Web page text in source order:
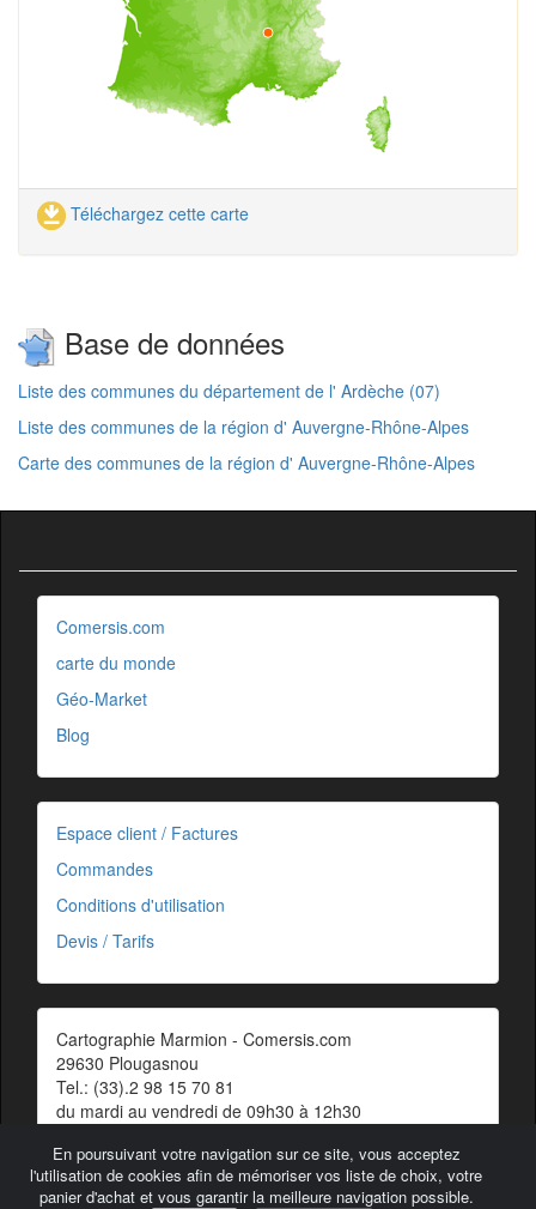
Téléchargez cette carte
Base de données
Liste des communes du département de l' Ardèche (07)
Liste des communes de la région d' Auvergne-Rhône-Alpes
Carte des communes de la région d' Auvergne-Rhône-Alpes
En poursuivant votre navigation sur ce site, vous acceptez
l'utilisation de cookies afin de mémoriser vos liste de choix, votre
panier d'achat et vous garantir la meilleure navigation possible.
Comersis.com
carte du monde
Géo-Market
Blog
Espace client / Factures
Commandes
Conditions d'utilisation
Devis / Tarifs
Cartographie Marmion - Comersis.com
29630 Plougasnou
Tel.: (33).2 98 15 70 81
du mardi au vendredi de 09h30 à 12h30
Contact